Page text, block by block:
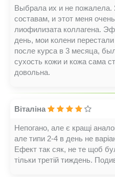
Выбрала их и не
составам, и этот меня
лиофилизата коллагена.
день, мои колени
после курса в 3 месяца,
сухость кожи и кожа сама
довольна.
Віталіна
Непогано, але є кращі
але типи 2-4 в день не
Ефект так сяк, не те щоб
тільки третій тиждень.